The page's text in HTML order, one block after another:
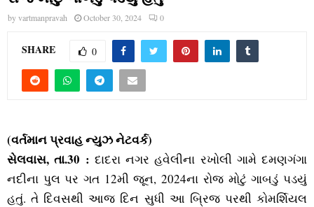
N
byvartmanpravah October 30, 2024 0
SHARE 0
(વર્તમાન પ્રવાહ ન્‍યુઝ નેટવર્ક)
સેલવાસ, તા.30 : દાદરા નગર હવેલીના રખોલી ગામે દમણગંગા
નદીના પુલ પર ગત 12મી જૂન, 2024ના રોજ મોટું ગાબડું પડયું
હતું. તે દિવસથી આજ દિન સુધી આ બ્રિજ પરથી કોમર્શિયલ